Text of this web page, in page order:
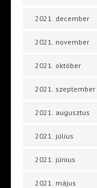
2021. december
2021. november
2021. október
2021. szeptember
2021. augusztus
2021. július
2021. június
2021. május